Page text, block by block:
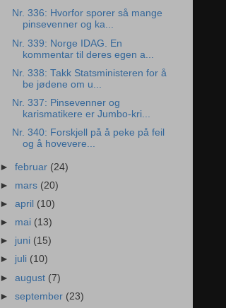
Nr. 336: Hvorfor sporer så mange
pinsevenner og ka...
Nr. 339: Norge IDAG. En
kommentar til deres egen a...
Nr. 338: Takk Statsministeren for å
be jødene om u...
Nr. 337: Pinsevenner og
karismatikere er Jumbo-kri...
Nr. 340: Forskjell på å peke på feil
og å hovevere...
►februar (24)
► mars (20)
►april (10)
► mai (13)
► juni (15)
► juli (10)
►august (7)
►september (23)